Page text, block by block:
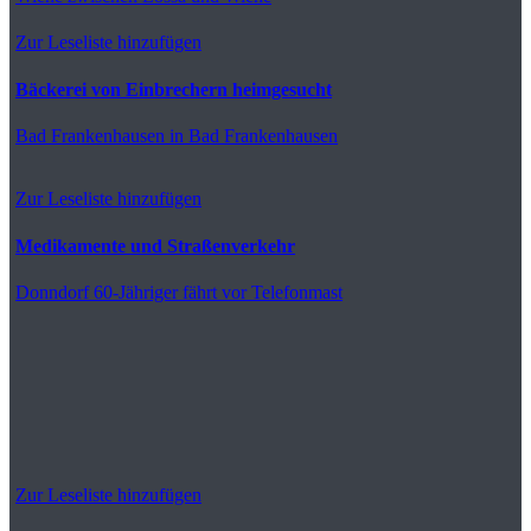
Zur Leseliste hinzufügen
Bäckerei von Einbrechern heimgesucht
Bad Frankenhausen in Bad Frankenhausen
Zur Leseliste hinzufügen
Medikamente und Straßenverkehr
Donndorf60-Jähriger fährt vor Telefonmast
Zur Leseliste hinzufügen